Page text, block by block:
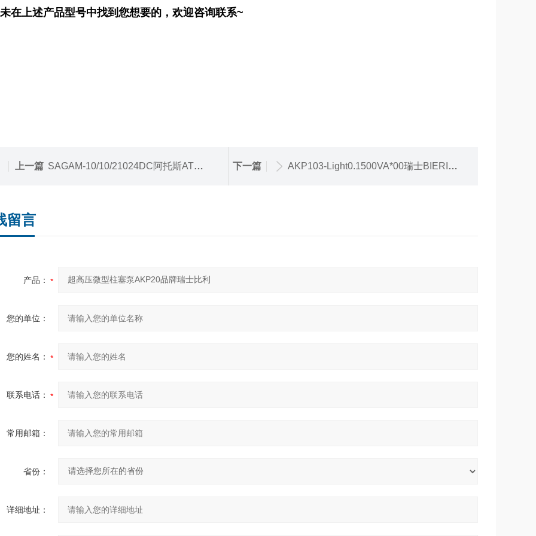
在上述产品型号中找到您想要的，欢迎咨询联系~
上一篇 SAGAM-10/10/21024DC阿托斯ATOS防爆阀开关阀SAGAM-10 下一篇 AKP103-Light0.1500VA*00瑞士BIERI比利AKP103微型柱塞泵发货快
留言
产品：
您的单位：
您的姓名：
联系电话：
常用邮箱：
省份：
详细地址：